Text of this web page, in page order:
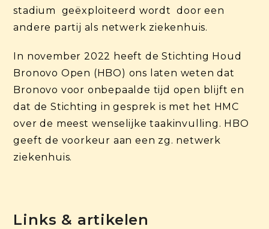
stadium geëxploiteerd wordt door een
andere partij als netwerk ziekenhuis.
In november 2022 heeft de Stichting Houd
Bronovo Open (HBO) ons laten weten dat
Bronovo voor onbepaalde tijd open blijft en
dat de Stichting in gesprek is met het HMC
over de meest wenselijke taakinvulling. HBO
geeft de voorkeur aan een zg. netwerk
ziekenhuis.
Links & artikelen